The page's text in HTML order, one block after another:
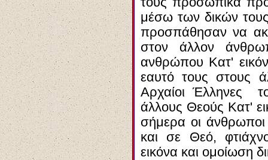
μέσω των δικών
προσπάθησαν να
στον άλλον
ανθρώπου Κατ'
εαυτό τους στους
Αρχαίοι Έλληνες
άλλους Θεούς Κατ'
σήμερα οι
και σε Θεό,
εικόνα και ομοίωση